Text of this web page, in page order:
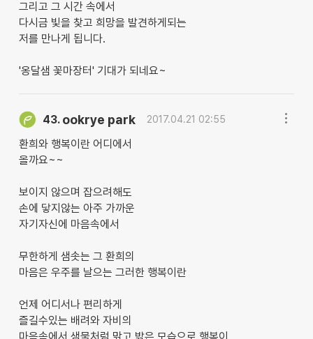
그리고 그 시간 속에서
다시금 빛을 찾고 희망을 발견하게되는
저를 만나게 됩니다.
'옹달샘 꽃마장터' 기대가 되네요~
43. ookrye park 2017.04.21 02:55
환희와 행복이란 어디에서
올까요~~
보이지 않으며 잡으려해도
손에 닿지않는 아주 가까운
자기자신에 마음속에서
무한하게 샘솟는 그 환희의
마음은 우주를 날으는 그러한 행복이란
언제 어디서나 편리하게
즐길수있는 배려와 자비의